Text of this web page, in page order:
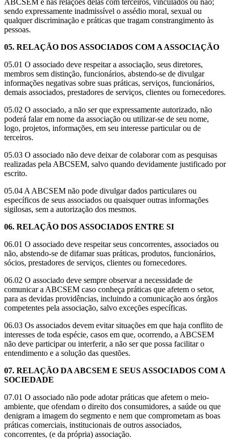
sendo expressamente inadmissível o assédio moral, sexual ou
qualquer discriminação e práticas que tragam constrangimento às
pessoas.
​05. RELAÇÃO DOS ASSOCIADOS COM A ASSOCIAÇÃO
​05.01 O associado deve respeitar a associação, seus diretores,
membros sem distinção, funcionários, abstendo-se de divulgar
informações negativas sobre suas práticas, serviços, funcionários,
demais associados, prestadores de serviços, clientes ou fornecedores.
​05.02 O associado, a não ser que expressamente autorizado, não
poderá falar em nome da associação ou utilizar-se de seu nome,
logo, projetos, informações, em seu interesse particular ou de
terceiros.
05.03 O associado não deve deixar de colaborar com as pesquisas
realizadas pela ABCSEM, salvo quando devidamente justificado por
escrito.
​05.04 A ABCSEM não pode divulgar dados particulares ou
específicos de seus associados ou quaisquer outras informações
sigilosas, sem a autorização dos mesmos.
​06. RELAÇÃO DOS ASSOCIADOS ENTRE SI
​06.01 O associado deve respeitar seus concorrentes, associados ou
não, abstendo-se de difamar suas práticas, produtos, funcionários,
sócios, prestadores de serviços, clientes ou fornecedores.​
06.02 O associado deve sempre observar a necessidade de
comunicar a ABCSEM caso conheça práticas que afetem o setor,
para as devidas providências, incluindo a comunicação aos órgãos
competentes pela associação, salvo exceções específicas.
​06.03 Os associados devem evitar situações em que haja conflito de
interesses de toda espécie, casos em que, ocorrendo, a ABCSEM
não deve participar ou interferir, a não ser que possa facilitar o
entendimento e a solução das questões.
​07. RELAÇÃO DA ABCSEM E SEUS ASSOCIADOS COM A
SOCIEDADE
​07.01 O associado não pode adotar práticas que afetem o meio-
ambiente, que ofendam o direito dos consumidores, a saúde ou que
denigram a imagem do segmento e nem que comprometam as boas
práticas comerciais, institucionais de outros associados,
concorrentes, (e da própria) associação.